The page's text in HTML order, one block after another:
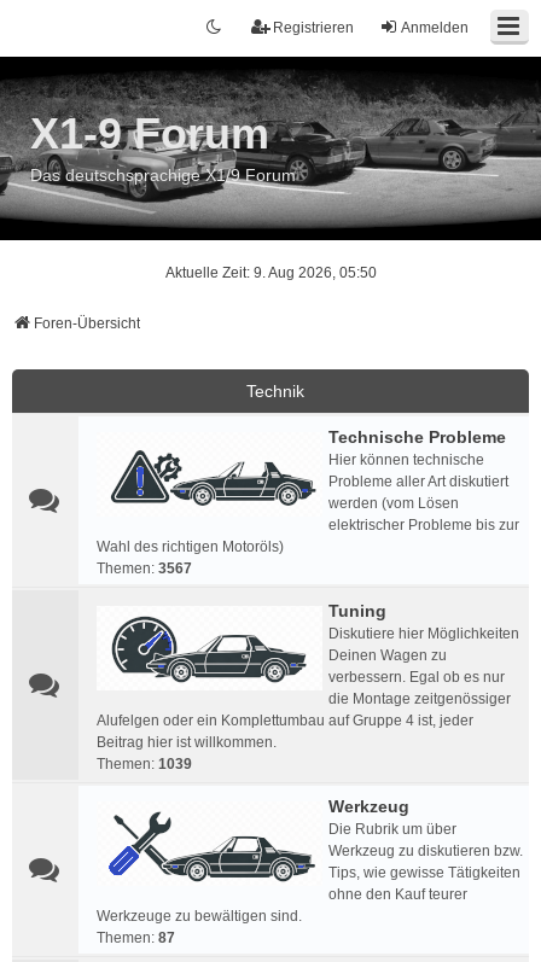
Anmelden
Registrieren
X1-9 Forum
Das deutschsprachige X1/9 Forum
Aktuelle Zeit: 9. Aug 2026, 05:50
Foren-Übersicht
Technik
Technische Probleme
Hier können technische
Probleme aller Art diskutiert
werden (vom Lösen
elektrischer Probleme bis zur
Wahl des richtigen Motoröls)
Themen: 3567
Tuning
Diskutiere hier Möglichkeiten
Deinen Wagen zu
verbessern. Egal ob es nur
die Montage zeitgenössiger
Alufelgen oder ein Komplettumbau auf Gruppe 4 ist, jeder
Beitrag hier ist willkommen.
Themen: 1039
Werkzeug
Die Rubrik um über
Werkzeug zu diskutieren bzw.
Tips, wie gewisse Tätigkeiten
ohne den Kauf teurer
Werkzeuge zu bewältigen sind.
Themen: 87